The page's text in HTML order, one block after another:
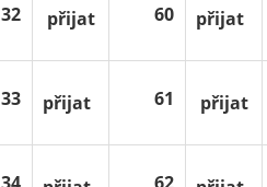
32 přijat 60 přijat
33 přijat 61 přijat
34 62